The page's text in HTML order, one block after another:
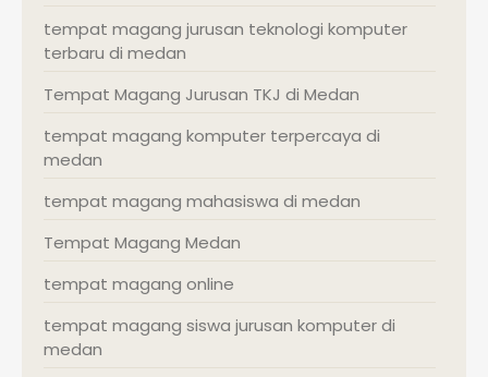
tempat magang jurusan teknologi komputer
terbaru di medan
Tempat Magang Jurusan TKJ di Medan
tempat magang komputer terpercaya di
medan
tempat magang mahasiswa di medan
Tempat Magang Medan
tempat magang online
tempat magang siswa jurusan komputer di
medan